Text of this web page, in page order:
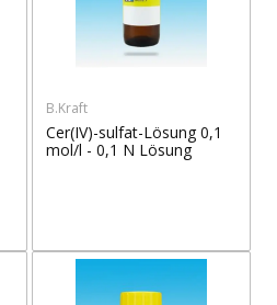
B.Kraft
Cer(IV)-sulfat-Lösung 0,1
mol/l - 0,1 N Lösung